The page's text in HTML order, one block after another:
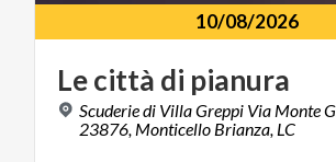
10/08/2026
Lecittà di pianura
Scuderie di Villa Greppi Via Monte
23876, Monticello Brianza, LC